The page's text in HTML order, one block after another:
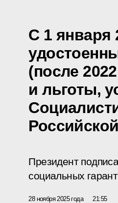
С 1 января
(после
и льготы,
Президент
социальных
28 ноября 2025 года 21:55